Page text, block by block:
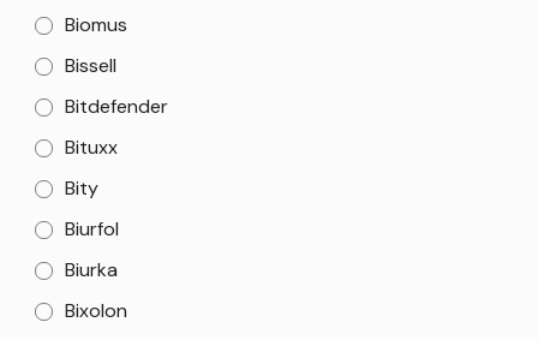
Biomus
Bissell
Bitdefender
Bituxx
Bity
Biurfol
Biurka
Bixolon